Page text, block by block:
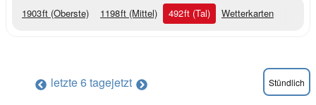
1903ft (Oberste) 1198ft (Mittel) 492ft (Tal) Wetterkarten
letzte 6 tagejetzt Stündlich